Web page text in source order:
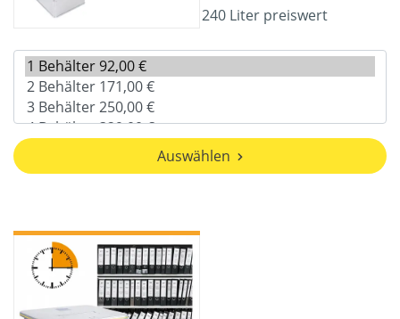
240 Liter preiswert
Auswählen